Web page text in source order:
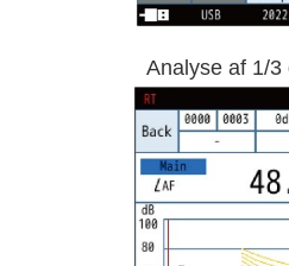
Analyse af 1/3